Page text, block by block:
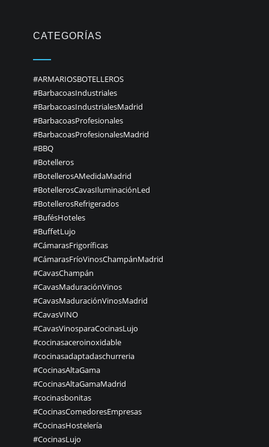
CATEGORÍAS
#ARMARIOSBOTELLEROS
#BarbacoasIndustriales
#BarbacoasIndustrialesMadrid
#BarbacoasProfesionales
#BarbacoasProfesionalesMadrid
#BBQ
#Botelleros
#BotellerosAMedidaMadrid
#BotellerosCavasIluminaciónLed
#BotellerosRefrigerados
#BufésHoteles
#BuffetLujo
#CámarasFrigoríficas
#CámarasFríoVinosChampánMadrid
#CavasChampán
#CavasMaduraciónVinos
#CavasMaduraciónVinosMadrid
#CavasVINO
#CavasVinosparaCocinasLujo
#cocinasaceroinoxidable
#cocinasadaptadaschurreria
#CocinasAltaGama
#CocinasAltaGamaMadrid
#cocinasbonitas
#CocinasComedoresEmpresas
#CocinasHostelería
#CocinasLujo